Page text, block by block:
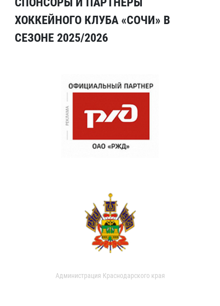
ХОККЕЙНОГО КЛУБА «СОЧИ» В
СЕЗОНЕ 2025/2026
Администрация Краснодарского края